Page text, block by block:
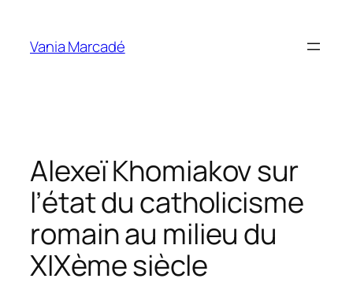
contenu
Vania Marcadé
Alexeï Khomiakov sur
l’état du catholicisme
romain au milieu du
XIXème siècle